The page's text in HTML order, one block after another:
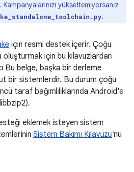
yükseltemiyorsanız
.
için resmi destek içerir. Çoğu
oluşturmak için bu kılavuzlardan
Bu belge, başka bir derleme
bir sistemlerdir. Bu durum çoğu
taraf bağımlılıklarında Android'e
eklemek isteyen sistem
Sistem Bakımı Kılavuzu'nu